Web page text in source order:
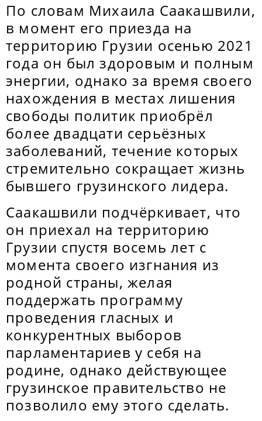
По словам Михаила Саакашвили,
в момент его приезда на
территорию Грузии осенью 2021
года он был здоровым и полным
энергии, однако за время своего
нахождения в местах лишения
свободы политик приобрёл
более двадцати серьёзных
заболеваний, течение которых
стремительно сокращает жизнь
бывшего грузинского лидера.
Саакашвили подчёркивает, что
он приехал на территорию
Грузии спустя восемь лет с
момента своего изгнания из
родной страны, желая
поддержать программу
проведения гласных и
конкурентных выборов
парламентариев у себя на
родине, однако действующее
грузинское правительство не
позволило ему этого сделать.